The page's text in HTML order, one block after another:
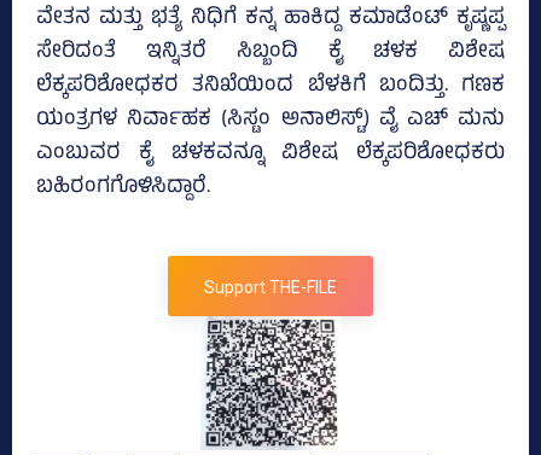
ವೇತನ ಮತ್ತು ಭತ್ಯೆ ನಿಧಿಗೆ ಕನ್ನ ಹಾಕಿದ್ದ ಕಮಾಡೆಂಟ್‌ ಕೃಷ್ಣಪ್ಪ
ಸೇರಿದಂತೆ ಇನ್ನಿತರೆ ಸಿಬ್ಬಂದಿ ಕೈ ಚಳಕ ವಿಶೇಷ
ಲೆಕ್ಕಪರಿಶೋಧಕರ ತನಿಖೆಯಿಂದ ಬೆಳಕಿಗೆ ಬಂದಿತ್ತು. ಗಣಕ
ಯಂತ್ರಗಳ ನಿರ್ವಾಹಕ (ಸಿಸ್ಟಂ ಅನಾಲಿಸ್ಟ್‌) ವೈ ಎಚ್‌ ಮನು
ಎಂಬುವರ ಕೈ ಚಳಕವನ್ನೂ ವಿಶೇಷ ಲೆಕ್ಕಪರಿಶೋಧಕರು
ಬಹಿರಂಗಗೊಳಿಸಿದ್ದಾರೆ.
Support THE-FILE